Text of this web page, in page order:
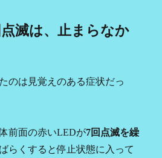
滅は、止まらなか
のは見覚えのある症状だっ
前面の赤いLEDが7回点滅を繰
らくすると停止状態に入って